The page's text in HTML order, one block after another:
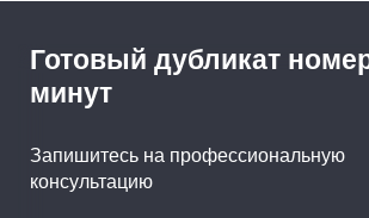
Готовый дубликат
минут
Запишитесь на профессиональную
консультацию